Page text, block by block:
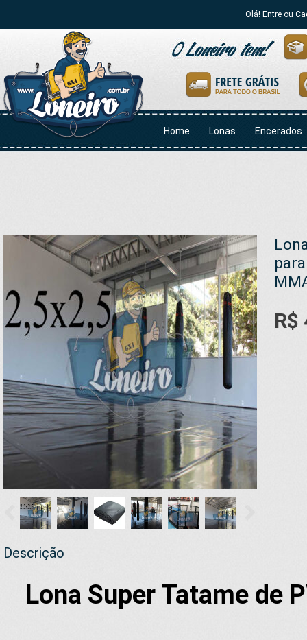
Olá! Entre ou
Home Lonas Encerados
R$
Descrição
Lona Super Tatame de